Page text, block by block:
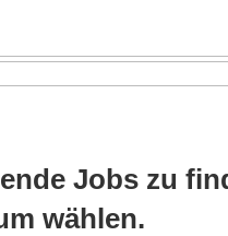
Jobs zu
wählen.